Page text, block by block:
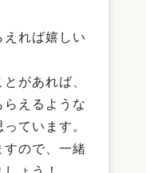
えれば嬉しい
があれば、
らえるような
ています。
すので、一緒